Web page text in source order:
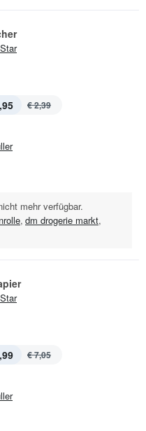
€ 2,39
mehr verfügbar.
, dm drogerie markt,
€ 7,05